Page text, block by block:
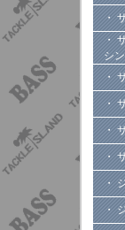
・
・
シ
・
・
・
・
・
・